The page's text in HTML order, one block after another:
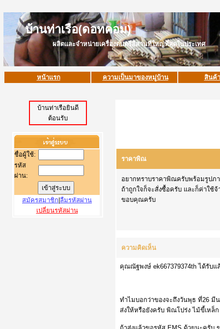
บ้านท่าเรือ(ดอทคอม)
ผลิตและจำหน่ายเครื่องดนตรีอีสานที่ใหญ่ที่สุดในประเทศ
หน้าแรก ความเป็นมาของหมู่บ้าน สินค้
บ้านท่าเรือยินดี
ต้อนรับ
ชื่อผู้ใช้:
รหัส
ผ่าน:
สมัครสมาชิก ลืมรหัสผ่าน
เปลี่ยนรหัสผ่าน
ราคาพิณ
อยากทราบราคาพิณครับพร้อมรูปภ
ถ้าถูกใจก็จะสั่งซื้อครับ และก็ค่าใช้
ขอบคุณครับ
ความคิดเห็น
คุณณัฐพงษ์ ek667379374th ได้รับแ
ทำไมบอกว่าของจะถึงวันพุธ ที่26 มี
ส่งให้หรือยังครับ พิณโปร่ง ไม้ขี้เหล็